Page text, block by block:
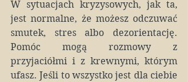
W sytuacjach kryzysowych, jak ta,
jest normalne, że możesz odczuwać
smutek, stres albo dezorientację.
Pomóc mogą rozmowy z
przyjaciółmi i z krewnymi, którym
ufasz. Jeśli to wszystko jest dla ciebie